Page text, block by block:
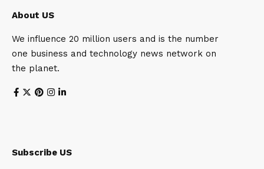
About US
We influence 20 million users and is the number
one business and technology news network on
the planet.
Subscribe US